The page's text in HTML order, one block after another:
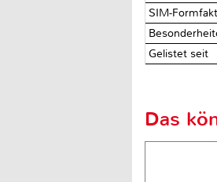
SIM-
Gelistet seit
Das